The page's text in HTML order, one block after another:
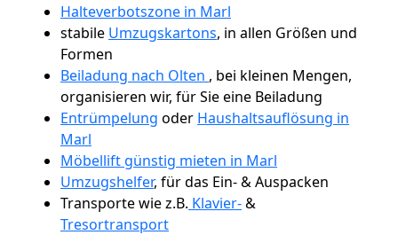
Halteverbotszone in Marl
stabile Umzugskartons, in allen Größen und
Formen
Beiladung nach Olten , bei kleinen Mengen,
organisieren wir, für Sie eine Beiladung
Entrümpelung oder Haushaltsauflösung in
Marl
Möbellift günstig mieten in Marl
Umzugshelfer, für das Ein- & Auspacken
Transporte wie z.B. Klavier-&
Tresortransport